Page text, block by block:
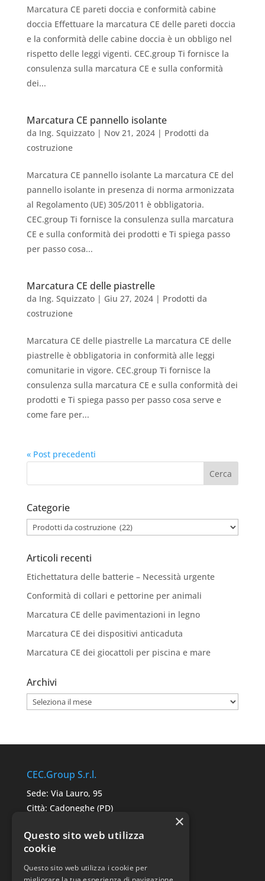
Marcatura CE pareti doccia e conformità cabine
doccia Effettuare la marcatura CE delle pareti doccia
e la conformità delle cabine doccia è un obbligo nel
rispetto delle leggi vigenti. CEC.group Ti fornisce la
consulenza sulla marcatura CE e sulla conformità
dei...
Marcatura CE pannello isolante
da Ing. Squizzato| Nov 21, 2024| Prodotti da
costruzione
Marcatura CE pannello isolante La marcatura CE del
pannello isolante in presenza di norma armonizzata
al Regolamento (UE) 305/2011 è obbligatoria.
CEC.group Ti fornisce la consulenza sulla marcatura
CE e sulla conformità dei prodotti e Ti spiega passo
per passo cosa...
Marcatura CE delle piastrelle
da Ing. Squizzato| Giu 27, 2024| Prodotti da
costruzione
Marcatura CE delle piastrelle La marcatura CE delle
piastrelle è obbligatoria in conformità alle leggi
comunitarie in vigore. CEC.group Ti fornisce la
consulenza sulla marcatura CE e sulla conformità dei
prodotti e Ti spiega passo per passo cosa serve e
come fare per...
« Post precedenti
Categorie
Categorie
Articoli recenti
Etichettatura delle batterie – Necessità urgente
Conformità di collari e pettorine per animali
Marcatura CE delle pavimentazioni in legno
Marcatura CE dei dispositivi anticaduta
Marcatura CE dei giocattoli per piscina e mare
Archivi
Archivi
CEC.Group S.r.l.
Sede: Via Lauro, 95
Città: Cadoneghe (PD)
P.IVA: 05291680287
Link Utili
×
Questo sito web utilizza
cookie
Questo sito web utilizza i cookie per